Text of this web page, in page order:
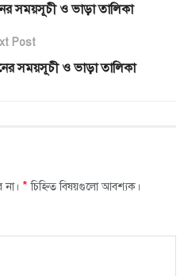
সময়সূচী ও ভাড়া তালিকা
Post
সময়সূচী ও ভাড়া তালিকা
না। * চিহ্নিত বিষয়গুলো আবশ্যক।